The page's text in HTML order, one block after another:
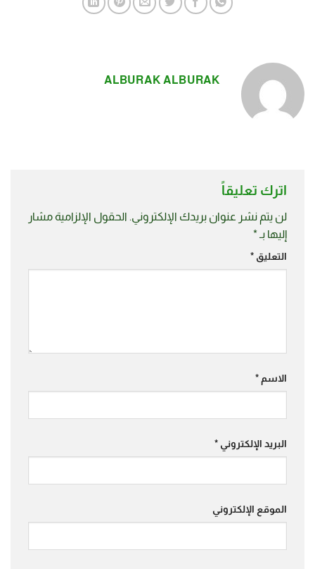
ALBURAK ALBURAK
اترك تعليقاً
لن يتم نشر عنوان بريدك الإلكتروني. الحقول الإلزامية مشار
إليها بـ*
التعليق *
الاسم *
البريد الإلكتروني *
الموقع الإلكتروني